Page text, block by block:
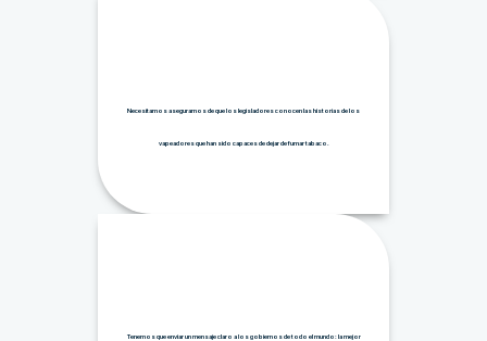
Necesitamos asegurarnos de que los legisladores conocen las historias de los
vapeadores que han sido capaces de dejar de fumar tabaco.
Tenemos que enviar un mensaje claro a los gobiernos de todo el mundo: la mejor